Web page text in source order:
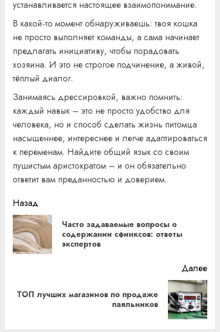
устанавливается настоящее взаимопонимание.
В какой-то момент обнаруживаешь: твоя кошка
не просто выполняет команды, а сама начинает
предлагать инициативу, чтобы порадовать
хозяина. И это не строгое подчинение, а живой,
тёплый диалог.
Занимаясь дрессировкой, важно помнить:
каждый навык – это не просто удобство для
человека, но и способ сделать жизнь питомца
насыщеннее, интереснее и легче адаптироваться
к переменам. Найдите общий язык со своим
пушистым аристократом – и он обязательно
ответит вам преданностью и доверием.
Продолжить
чтение
Назад
Часто задаваемые вопросы о
содержании сфинксов: ответы
экспертов
Далее
Следующая
ТОП лучших магазинов по продаже
паяльников